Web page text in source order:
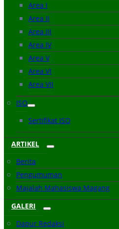
Area I
Area II
Area III
Area IV
Area V
Area VI
Area VII
ISO
Sertifikat ISO
ARTIKEL
Berita
Pengumuman
Majalah Mahasiswa Magang
GALERI
Dapur Redaksi